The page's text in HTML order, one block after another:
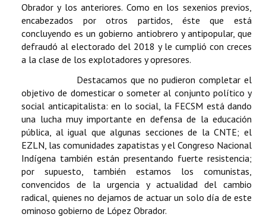
Obrador y los anteriores. Como en los sexenios previos,
encabezados por otros partidos, éste que está
concluyendo es un gobierno antiobrero y antipopular, que
defraudó al electorado del 2018 y le cumplió con creces
a la clase de los explotadores y opresores.
Destacamos que no pudieron completar el
objetivo de domesticar o someter al conjunto político y
social anticapitalista: en lo social, la FECSM está dando
una lucha muy importante en defensa de la educación
pública, al igual que algunas secciones de la CNTE; el
EZLN, las comunidades zapatistas y el Congreso Nacional
Indígena también están presentando fuerte resistencia;
por supuesto, también estamos los comunistas,
convencidos de la urgencia y actualidad del cambio
radical, quienes no dejamos de actuar un solo día de este
ominoso gobierno de López Obrador.